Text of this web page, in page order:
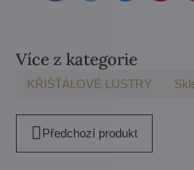
Více z kategorie
KŘIŠŤÁLOVÉ LUSTRY
Předchozí produkt